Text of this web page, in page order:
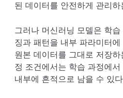
된 데이터를 안전하게 관리
그러나 머신러닝 모델은 학
징과 패턴을 내부 파라미터
원본 데이터를 그대로 저장
정 조건에서는 학습 과정에
내부에 흔적으로 남을 수 있